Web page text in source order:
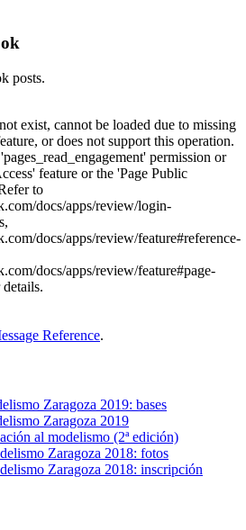
posts.
exist, cannot be loaded due to missing
or does not support this operation.
permission or
feature or the 'Page Public
to
docs/apps/review/login-
docs/apps/review/feature#reference-
docs/apps/review/feature#page-
Reference.
Zaragoza 2019: bases
Zaragoza 2019
al modelismo (2ª edición)
Zaragoza 2018: fotos
Zaragoza 2018: inscripción